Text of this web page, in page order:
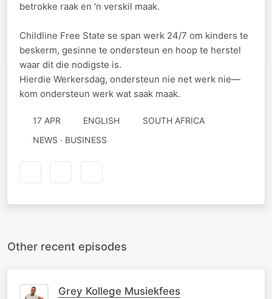
betrokke raak en 'n verskil maak.
Childline Free State se span werk 24/7 om kinders te
beskerm, gesinne te ondersteun en hoop te herstel
waar dit die nodigste is.
Hierdie Werkersdag, ondersteun nie net werk nie—
kom ondersteun werk wat saak maak.
17 APR ENGLISH
SOUTH AFRICA
NEWS · BUSINESS
Other recent episodes
Grey Kollege Musiekfees